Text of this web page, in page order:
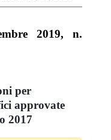
2019, n.
per
approvate
2017